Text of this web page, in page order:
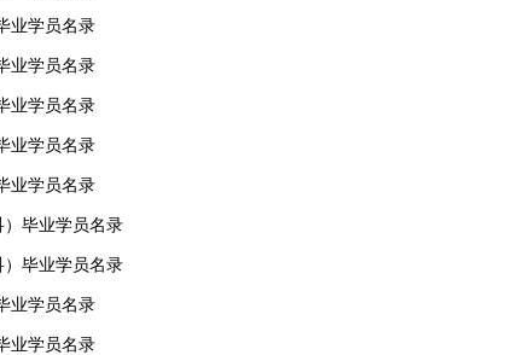
业学员名录
业学员名录
业学员名录
业学员名录
业学员名录
）毕业学员名录
）毕业学员名录
业学员名录
业学员名录